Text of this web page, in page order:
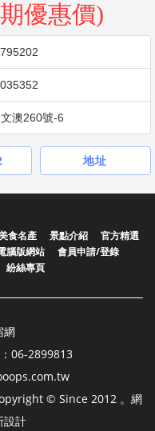
優惠價)
澳260號-6
地址
食名產 景點介紹
官方精選
腦版網站
會員申請/登錄
紛絲專頁
網
06-2899813
© Since 2012 。網
設計